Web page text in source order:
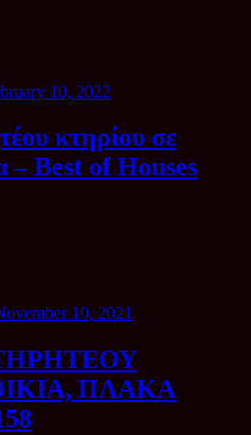
10, 2022
κτηρίου σε
– Best of Houses
10, 2021
ΠΛΑΚΑ